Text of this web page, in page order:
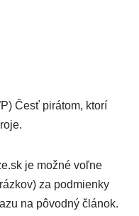
Česť pirátom, ktorí
je možné voľne
za podmienky
na pôvodný článok.